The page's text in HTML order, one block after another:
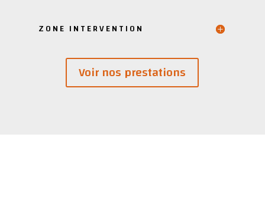
ZONE INTERVENTION
Voir nos prestations